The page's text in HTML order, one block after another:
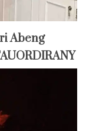
Abeng